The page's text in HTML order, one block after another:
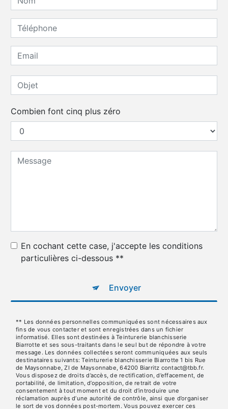
Combien font cinq plus zéro
En cochant cette case, j'accepte les conditions
particulières ci-dessous **
Envoyer
** Les données personnelles communiquées sont nécessaires aux
fins de vous contacter et sont enregistrées dans un fichier
informatisé. Elles sont destinées à Teinturerie blanchisserie
Biarrotte et ses sous-traitants dans le seul but de répondre à votre
message. Les données collectées seront communiquées aux seuls
destinataires suivants: Teinturerie blanchisserie Biarrotte 1 bis Rue
de Maysonnabe, ZI de Maysonnabe, 64200 Biarritz contact@tbb.fr.
Vous disposez de droits d’accès, de rectification, d’effacement, de
portabilité, de limitation, d’opposition, de retrait de votre
consentement à tout moment et du droit d’introduire une
réclamation auprès d’une autorité de contrôle, ainsi que d’organiser
le sort de vos données post-mortem. Vous pouvez exercer ces